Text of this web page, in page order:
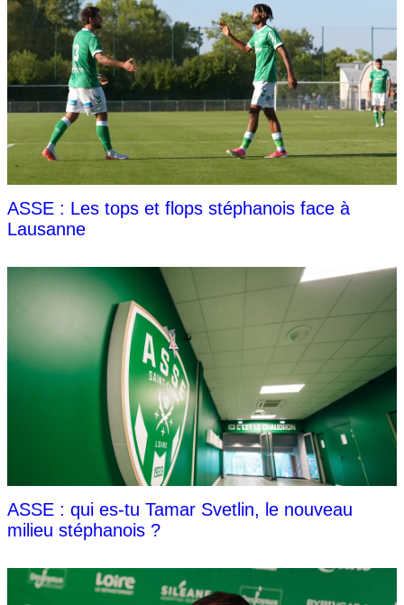
ASSE : Les tops et flops stéphanois face à
Lausanne
ASSE : qui es-tu Tamar Svetlin, le nouveau
milieu stéphanois ?